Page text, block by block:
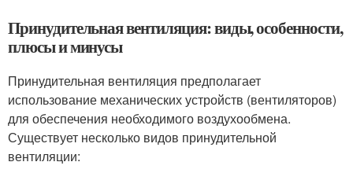
Принудительная вентиляция: виды, особенности,
плюсы и минусы
Принудительная вентиляция предполагает
использование механических устройств (вентиляторов)
для обеспечения необходимого воздухообмена.
Существует несколько видов принудительной
вентиляции: